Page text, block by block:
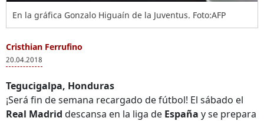
En la gráfica Gonzalo Higuaín de la Juventus. Foto:AFP
Cristhian Ferrufino
20.04.2018
Tegucigalpa, Honduras
¡Será fin de semana recargado de fútbol! El sábado el
Real Madrid descansa en la liga de España y se prepara